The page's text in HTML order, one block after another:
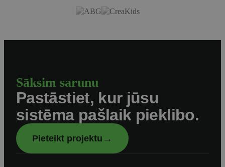
Sāksim sarunu
Pastāstiet, kur jūsu
sistēma pašlaik pieklibo.
Pieteikt projektu →